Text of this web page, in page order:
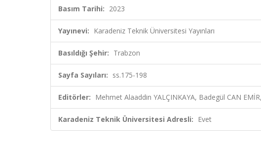
Basım Tarihi: 2023
Yayınevi: Karadeniz Teknik Üniversitesi Yayınları
Basıldığı Şehir: Trabzon
Sayfa Sayıları: ss.175-198
Editörler: Mehmet Alaaddin YALÇINKAYA, Badegül CAN
Karadeniz Teknik Üniversitesi Adresli: Evet